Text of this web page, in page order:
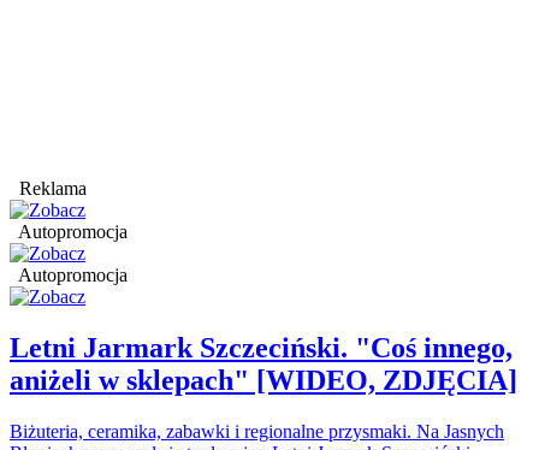
Reklama
Autopromocja
Autopromocja
Letni Jarmark Szczeciński. "Coś innego,
aniżeli w sklepach" [WIDEO, ZDJĘCIA]
Biżuteria, ceramika, zabawki i regionalne przysmaki. Na Jasnych